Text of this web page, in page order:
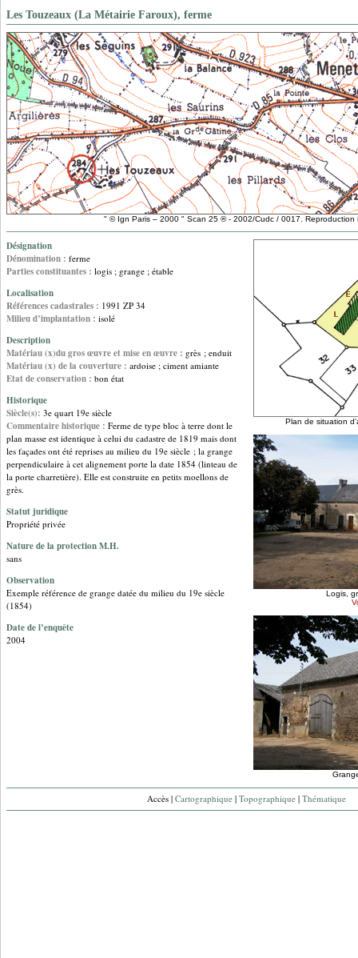
Les Touzeaux (La Métairie Faroux), ferme
" © Ign Paris – 2000 " Scan 25 ® - 2002/Cudc / 0017. Reproduction
Désignation
Dénomination : ferme
Parties constituantes : logis ; grange ; étable
Localisation
Références cadastrales : 1991 ZP 34
Milieu d’implantation : isolé
Description
Matériau (x)du gros œuvre et mise en œuvre : grès ; enduit
Matériau (x) de la couverture : ardoise ; ciment amiante
Etat de conservation : bon état
Historique
Siècle(s): 3e quart 19e siècle
Commentaire historique : Ferme de type bloc à terre dont le
plan masse est identique à celui du cadastre de 1819 mais dont
les façades ont été reprises au milieu du 19e siècle ; la grange
perpendiculaire à cet alignement porte la date 1854 (linteau de
la porte charretière). Elle est construite en petits moellons de
grès.
Statut juridique
Propriété privée
Nature de la protection M.H.
sans
Observation
Exemple référence de grange datée du milieu du 19e siècle
(1854)
Date de l’enquête
2004
Plan de situation
Logis,
Accès | Cartographique | Topographique | Thématique